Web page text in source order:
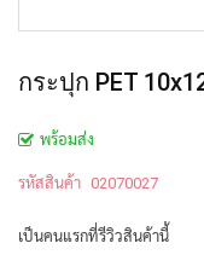
กระปุก PET
พร้อมส่ง
รหัสสินค้า 02070027
เป็นคนแรกที่รีวิวสินค้านี้